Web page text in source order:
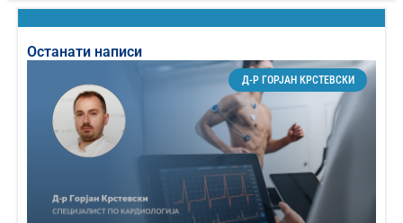
Останати написи
Д-Р ГОРЈАН КРСТЕВСКИ